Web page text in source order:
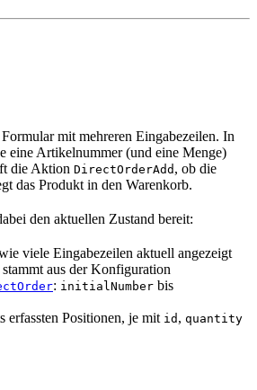
mit mehreren Eingabezeilen. In
eine Artikelnummer (und eine Menge)
die Aktion DirectOrderAdd , ob die
das Produkt in den Warenkorb.
den aktuellen Zustand bereit:
viele Eingabezeilen aktuell angezeigt
aus der Konfiguration
: initialNumber bis
erfassten Positionen, je mit id , quantity